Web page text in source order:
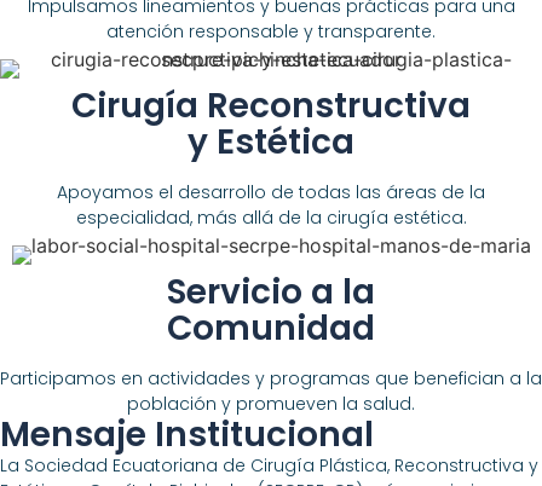
Impulsamos lineamientos y buenas prácticas para una
atención responsable y transparente.
Cirugía Reconstructiva
y Estética
Apoyamos el desarrollo de todas las áreas de la
especialidad, más allá de la cirugía estética.
Servicio a la
Comunidad
Participamos en actividades y programas que benefician a la
población y promueven la salud.
Mensaje Institucional
La Sociedad Ecuatoriana de Cirugía Plástica, Reconstructiva y